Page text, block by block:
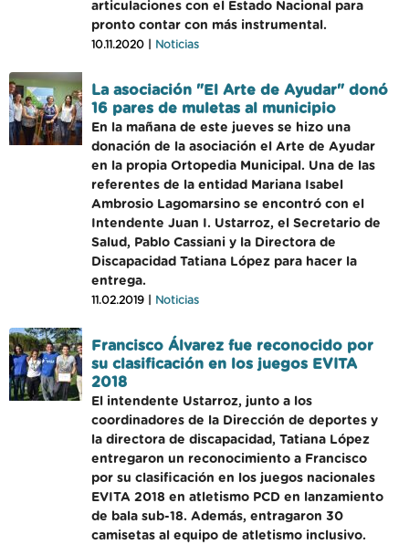
articulaciones con el Estado Nacional para
pronto contar con más instrumental.
10.11.2020 | Noticias
La asociación "El Arte de Ayudar" donó
16 pares de muletas al municipio
En la mañana de este jueves se hizo una
donación de la asociación el Arte de Ayudar
en la propia Ortopedia Municipal. Una de las
referentes de la entidad Mariana Isabel
Ambrosio Lagomarsino se encontró con el
Intendente Juan I. Ustarroz, el Secretario de
Salud, Pablo Cassiani y la Directora de
Discapacidad Tatiana López para hacer la
entrega.
11.02.2019 | Noticias
Francisco Álvarez fue reconocido por
su clasificación en los juegos EVITA
2018
El intendente Ustarroz, junto a los
coordinadores de la Dirección de deportes y
la directora de discapacidad, Tatiana López
entregaron un reconocimiento a Francisco
por su clasificación en los juegos nacionales
EVITA 2018 en atletismo PCD en lanzamiento
de bala sub-18. Además, entragaron 30
camisetas al equipo de atletismo inclusivo.